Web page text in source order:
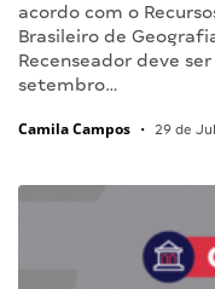
acordo com o
Brasileiro de
Recenseador deve
setembro…
Camila Campos • 29 de